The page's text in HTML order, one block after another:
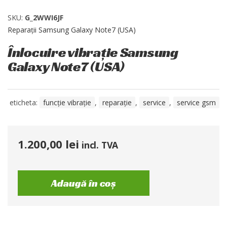
SKU: G_2WWI6JF
Reparații Samsung Galaxy Note7 (USA)
Înlocuire vibrație Samsung
Galaxy Note7 (USA)
eticheta: funcție vibrație , reparație , service , service gsm
1.200,00 lei incl. TVA
Adaugă în coș